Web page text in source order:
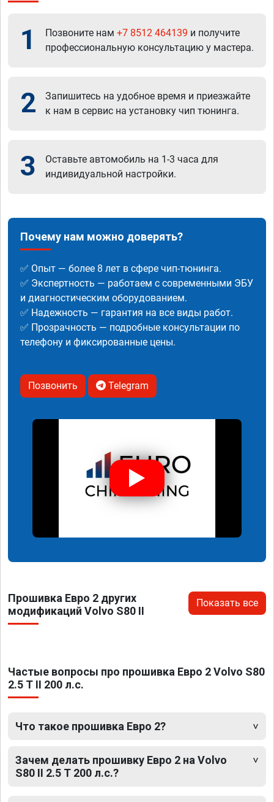
1 Позвоните нам +7 8512 464139 и получите
профессиональную консультацию у мастера.
2
Запишитесь на удобное время и приезжайте
к нам в сервис на установку чип тюнинга.
3
Оставьте автомобиль на 1-3 часа для
индивидуальной настройки.
Почему нам можно доверять?
✅ Опыт — более 8 лет в сфере чип-тюнинга.
✅ Экспертность — работаем с современными ЭБУ
и диагностическим оборудованием.
✅ Надежность — гарантия на все виды работ.
✅ Прозрачность — подробные консультации по
телефону и фиксированные цены.
Позвонить Telegram
Прошивка Евро 2 других
модификаций Volvo S80 II
Показать все
Частые вопросы про прошивка Евро 2 Volvo S80
2.5 T II 200 л.с.
Что такое прошивка Евро 2?
Зачем делать прошивку Евро 2 на Volvo
S80 II 2.5 T 200 л.с.?